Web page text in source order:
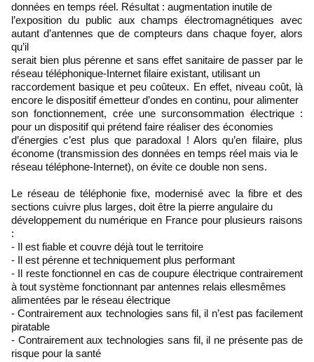
données en temps réel. Résultat : augmentation inutile de
l’exposition du public aux champs électromagnétiques avec
autant d’antennes que de compteurs dans chaque foyer, alors
qu’il
serait bien plus pérenne et sans effet sanitaire de passer par le
réseau téléphonique-Internet filaire existant, utilisant un
raccordement basique et peu coûteux. En effet, niveau coût, là
encore le dispositif émetteur d’ondes en continu, pour alimenter
son fonctionnement, crée une surconsommation électrique :
pour un dispositif qui prétend faire réaliser des économies
d’énergies c’est plus que paradoxal ! Alors qu’en filaire, plus
économe (transmission des données en temps réel mais via le
réseau téléphone-Internet), on évite ce double non sens.
Le réseau de téléphonie fixe, modernisé avec la fibre et des
sections cuivre plus larges, doit être la pierre angulaire du
développement du numérique en France pour plusieurs raisons
:
- Il est fiable et couvre déjà tout le territoire
- Il est pérenne et techniquement plus performant
- Il reste fonctionnel en cas de coupure électrique contrairement
à tout système fonctionnant par antennes relais ellesmêmes
alimentées par le réseau électrique
- Contrairement aux technologies sans fil, il n’est pas facilement
piratable
- Contrairement aux technologies sans fil, il ne présente pas de
risque pour la santé